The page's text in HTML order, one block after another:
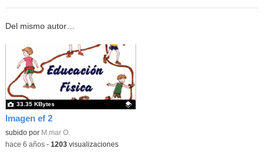
Del mismo autor…
Imagen ef 2
Contenido educativo.
subido por M.mar O.
33.35 KBytes
-hace 6 años- 1203visualizaciones